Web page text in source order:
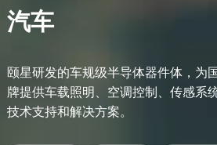
汽车
颐星研发的车规级半导体器件体，为
牌提供车载照明、空调控制、传感系
技术支持和解决方案。